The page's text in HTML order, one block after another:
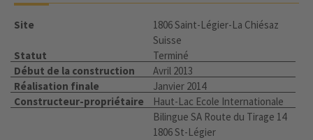
Site
1806 Saint-Légier-La Chiésaz
Suisse
Statut
Terminé
Début de la construction
Avril 2013
Réalisation finale
Janvier 2014
Constructeur-propriétaire
Haut-Lac Ecole Internationale
Bilingue SA Route du Tirage 14
1806 St-Légier